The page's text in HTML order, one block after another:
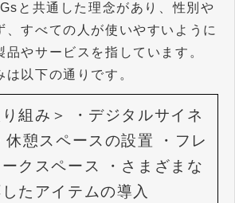
と共通した理念があり、性別や
、すべての人が使いやすいように
品やサービスを指しています。
以下の通りです。
組み＞
・デジタルサイネ
休憩スペースの設置
・フレ
クスペース
・さまざまな
たアイテムの導入